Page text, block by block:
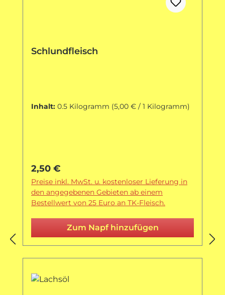
Schlundfleisch
Inhalt: 0.5 Kilogramm (5,00 € / 1 Kilogramm)
Regulärer Preis:
2,50 €
Preise inkl. MwSt. u. kostenloser Lieferung in
den angegebenen Gebieten ab einem
Bestellwert von 25 Euro an TK-Fleisch.
Zum Napf hinzufügen